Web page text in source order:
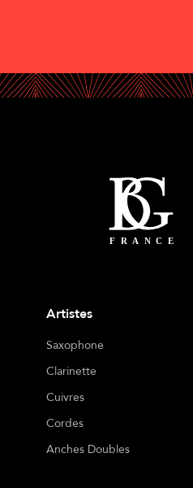
Artistes
Saxophone
Clarinette
Cuivres
Cordes
Anches Doubles